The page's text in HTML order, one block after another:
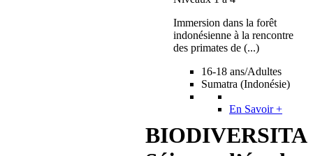
Immersion dans la forêt
indonésienne à la rencontre
des primates de (...)
16-18 ans/Adultes
Sumatra (Indonésie)
En Savoir +
BIODIVERSITA